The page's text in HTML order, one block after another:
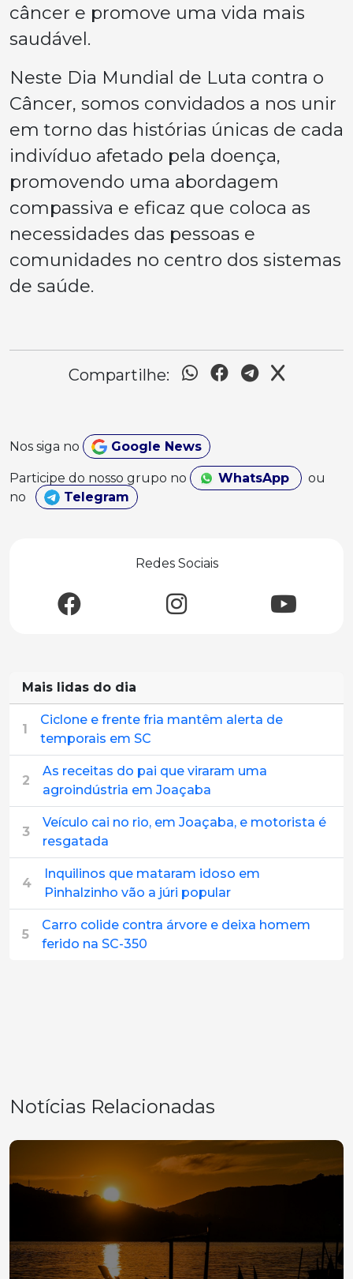
câncer e promove uma vida mais
saudável.
Neste Dia Mundial de Luta contra o
Câncer, somos convidados a nos unir
em torno das histórias únicas de cada
indivíduo afetado pela doença,
promovendo uma abordagem
compassiva e eficaz que coloca as
necessidades das pessoas e
comunidades no centro dos sistemas
de saúde.
Compartilhe:
Nos siga no Google News
Participe do nosso grupo no WhatsApp
ou
no
Telegram
Redes Sociais
Mais lidas do dia
1
Ciclone e frente fria mantêm alerta de
temporais em SC
2
As receitas do pai que viraram uma
agroindústria em Joaçaba
3
Veículo cai no rio, em Joaçaba, e motorista é
resgatada
4
Inquilinos que mataram idoso em
Pinhalzinho vão a júri popular
5
Carro colide contra árvore e deixa homem
ferido na SC-350
Notícias Relacionadas